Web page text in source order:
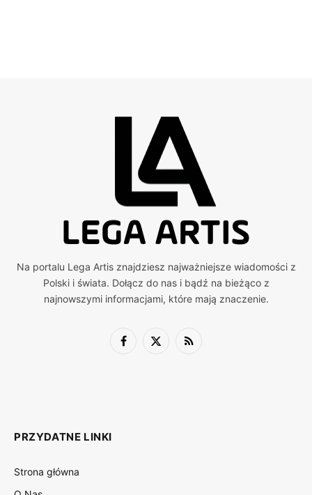
Na portalu Lega Artis znajdziesz najważniejsze wiadomości z
Polski i świata. Dołącz do nas i bądź na bieżąco z
najnowszymi informacjami, które mają znaczenie.
Facebook
X
RSS
PRZYDATNE LINKI
Strona główna